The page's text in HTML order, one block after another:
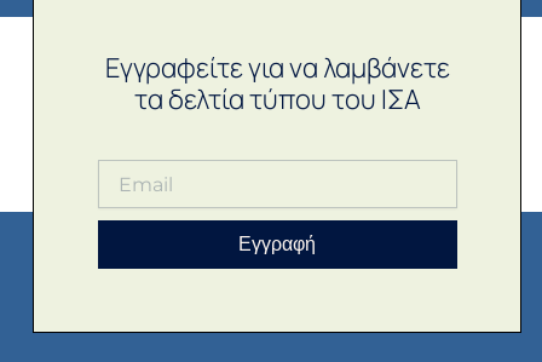
Εγγραφείτε για να λαμβάνετε
τα δελτία τύπου του ΙΣΑ
Εγγραφή